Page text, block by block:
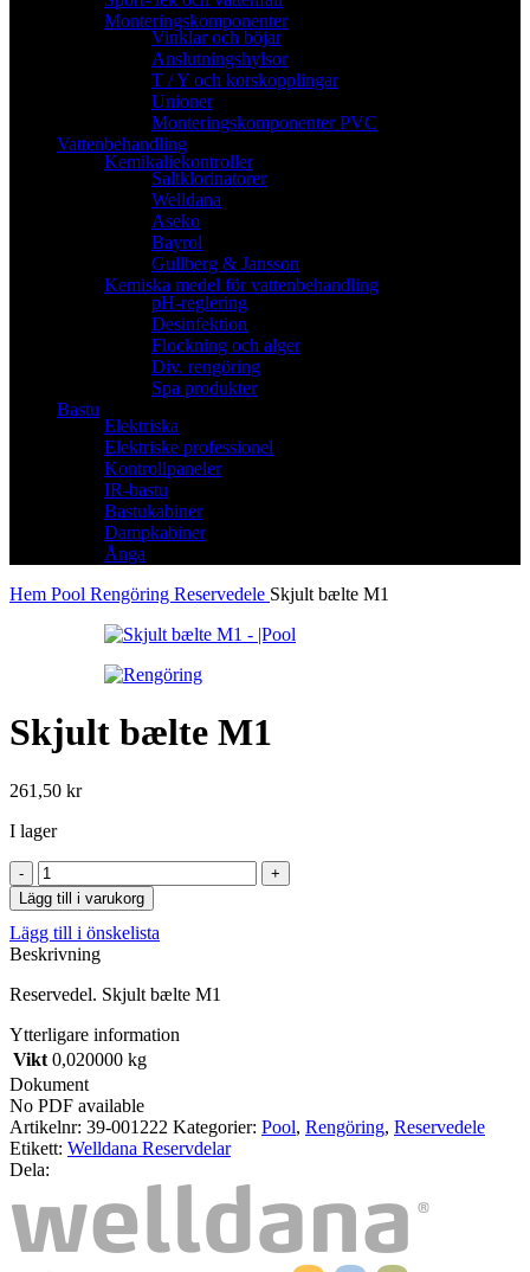
Monteringskomponenter
Vinklar och böjar
Anslutningshylsor
T / Y och korskopplingar
Unioner
Monteringskomponenter PVC
Vattenbehandling
Kemikaliekontroller
Saltklorinatorer
Welldana
Aseko
Bayrol
Gullberg & Jansson
Kemiska medel för vattenbehandling
pH-reglering
Desinfektion
Flockning och alger
Div. rengöring
Spa produkter
Bastu
Elektriska
Elektriske professionel
Kontrollpaneler
IR-bastu
Bastukabiner
Dampkabiner
Ånga
Hem Pool Rengöring Reservedele Skjult bælte M1
Skjult bælte M1
261,50 kr
I lager
Skjult
bælte
M1
mängd
Lägg till i varukorg
Lägg till i önskelista
Beskrivning
Reservedel. Skjult bælte M1
Ytterligare information
Vikt 0,020000 kg
Dokument
No PDF available
Artikelnr: 39-001222 Kategorier: Pool, Rengöring, Reservedele
Etikett: Welldana Reservdelar
Dela: